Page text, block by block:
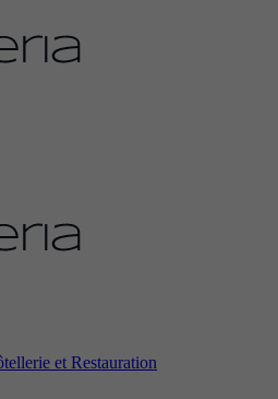
et Restauration